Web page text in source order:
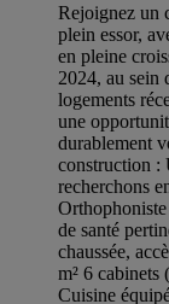
Rejoignez un
plein essor,
en pleine
2024, au sein
logements
une
durablement
construction :
recherchons
de santé
chaussée,
m² 6 cabinets
Cuisine